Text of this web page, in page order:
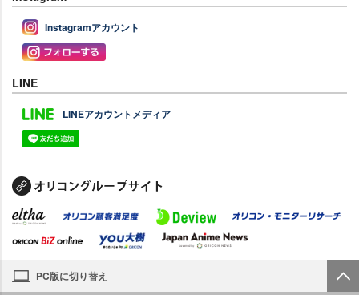
Instagramアカウント
LINE
LINEアカウントメディア
PC版に切り替え